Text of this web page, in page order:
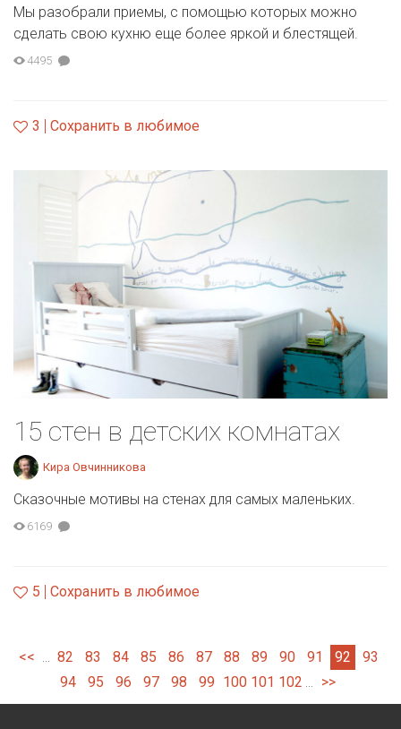
Мы разобрали приемы, с помощью которых можно
сделать свою кухню еще более яркой и блестящей.
4495
3 Сохранить в любимое
15 стен в детских комнатах
Кира Овчинникова
Сказочные мотивы на стенах для самых маленьких.
6169
5 Сохранить в любимое
<< ... 82 83 84 85 86 87 88 89 90 91 92
93
94
95 96 97 98 99 100 101 102 ... >>